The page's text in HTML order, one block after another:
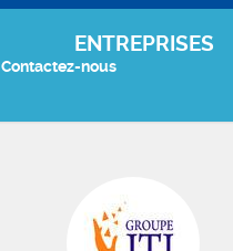
ENTREPRISES
Contactez-nous